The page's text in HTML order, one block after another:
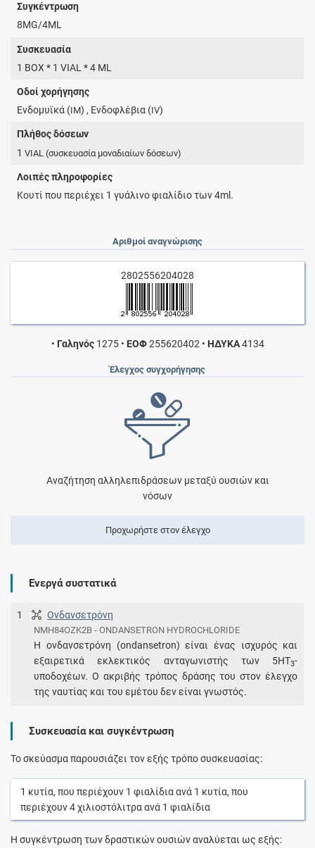
Συγκέντρωση
8MG/4ML
Συσκευασία
1 BOX * 1 VIAL * 4 ML
Οδοί χορήγησης
Ενδομυϊκά (IM) , Ενδοφλέβια (IV)
Πλήθος δόσεων
1VIAL (συσκευασία μοναδιαίων δόσεων)
Λοιπές πληροφορίες
Κουτί που περιέχει 1 γυάλινο φιαλίδιο των 4ml.
Αριθμοί αναγνώρισης
2802556204028
• Γαληνός1275 • ΕΟΦ255620402 • ΗΔΥΚΑ4134
Έλεγχος συγχορήγησης
Αναζήτηση αλληλεπιδράσεων μεταξύ ουσιών και
νόσων
Προχωρήστε στον έλεγχο
Ενεργά συστατικά
1 Ονδανσετρόνη
NMH84OZK2B - ONDANSETRON HYDROCHLORIDE
Η ονδανσετρόνη (ondansetron) είναι ένας ισχυρός και
εξαιρετικά εκλεκτικός ανταγωνιστής των 5HT3-
υποδοχέων. Ο ακριβής τρόπος δράσης του στον έλεγχο
της ναυτίας και του εμέτου δεν είναι γνωστός.
Συσκευασία και συγκέντρωση
Το σκεύασμα παρουσιάζει τον εξής τρόπο συσκευασίας:
1 κυτία, που περιέχουν 1 φιαλίδιαανά 1 κυτία, που
περιέχουν4χιλιοστόλιτραανά 1 φιαλίδια
Η συγκέντρωση των δραστικών ουσιών αναλύεται ως εξής: